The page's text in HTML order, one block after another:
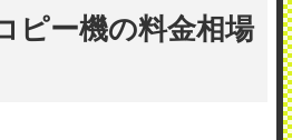
ピー機の料金相場